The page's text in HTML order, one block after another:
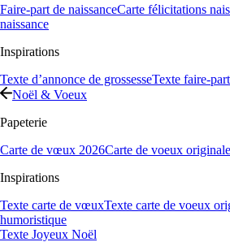
Faire-part de naissanceCarte félicitations
naissance
Inspirations
Texte d’annonce de grossesseTexte faire-
Noël & Voeux
Papeterie
Carte de vœux 2026Carte de voeux originale
Inspirations
Texte carte de vœuxTexte carte de voeux
humoristique
Texte Joyeux Noël